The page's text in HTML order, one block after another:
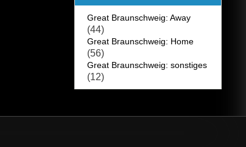
Great Braunschweig: Away
(44)
Great Braunschweig: Home
(56)
Great Braunschweig: sonstiges
(12)